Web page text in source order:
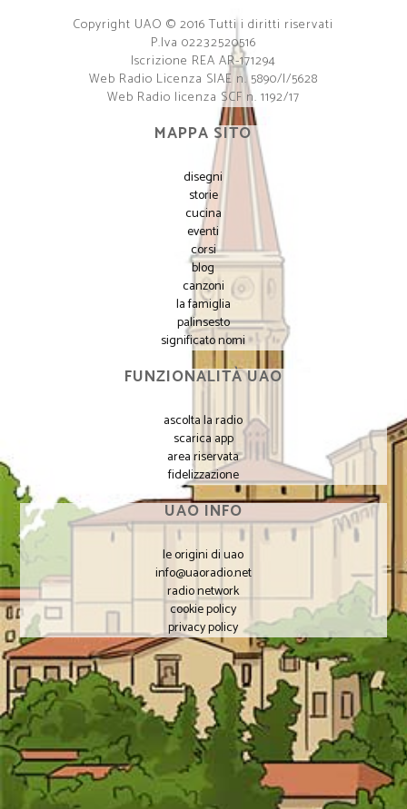
Copyright UAO © 2016 Tutti i diritti riservati
P.Iva 02232520516
Iscrizione REA AR-171294
Web Radio Licenza SIAE n. 5890/I/5628
Web Radio licenza SCF n. 1192/17
MAPPA SITO
disegni
storie
cucina
eventi
corsi
blog
canzoni
la famiglia
palinsesto
significato nomi
FUNZIONALITÀ UAO
ascolta la radio
scarica app
area riservata
fidelizzazione
UAO INFO
le origini di uao
info@uaoradio.net
radio network
cookie policy
privacy policy